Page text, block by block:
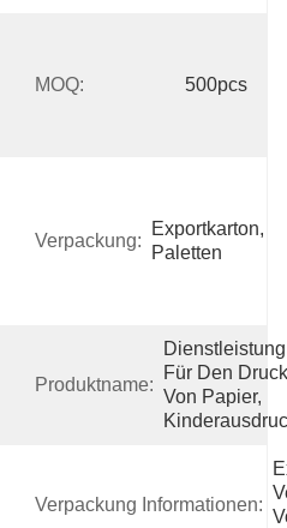
MOQ: 500pcs
Verpackung:
Exportkarton,
Paletten
Produktname:
Dienstleistung
Für Den Druck
Von Papier,
Verpackung Informationen: